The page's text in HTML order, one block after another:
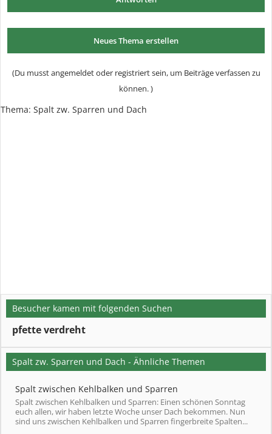
Neues Thema erstellen
(Du musst angemeldet oder registriert sein, um Beiträge verfassen zu
können. )
Thema: Spalt zw. Sparren und Dach
Besucher kamen mit folgenden Suchen
pfette verdreht
Spalt zw. Sparren und Dach - Ähnliche Themen
Spalt zwischen Kehlbalken und Sparren
Spalt zwischen Kehlbalken und Sparren: Einen schönen Sonntag
euch allen, wir haben letzte Woche unser Dach bekommen. Nun
sind uns zwischen Kehlbalken und Sparren fingerbreite Spalten...